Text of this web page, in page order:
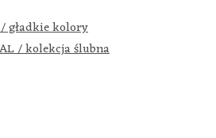
/ gładkie kolory
/ kolekcja ślubna